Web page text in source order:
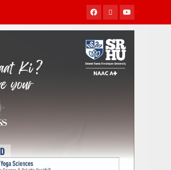
Facebook
TwitterYoutube